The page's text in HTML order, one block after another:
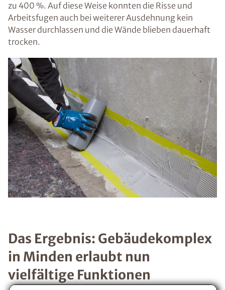
zu 400 %. Auf diese Weise konnten die Risse und
Arbeitsfugen auch bei weiterer Ausdehnung kein
Wasser durchlassen und die Wände blieben dauerhaft
trocken.
Das Ergebnis: Gebäudekomplex
in Minden erlaubt nun
vielfältige Funktionen